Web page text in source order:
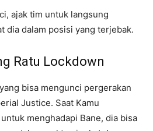
ajak tim untuk langsung
dia dalam posisi yang terjebak.
Ratu Lockdown
bisa mengunci pergerakan
Justice. Saat Kamu
menghadapi Bane, dia bisa